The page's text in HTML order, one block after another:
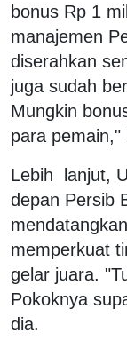
bonus Rp 1
manajemen
diserahkan
juga sudah
Mungkin
para pemain,"
Lebih lanjut,
depan Persib
memperkuat
gelar juara.
Pokoknya
dia.